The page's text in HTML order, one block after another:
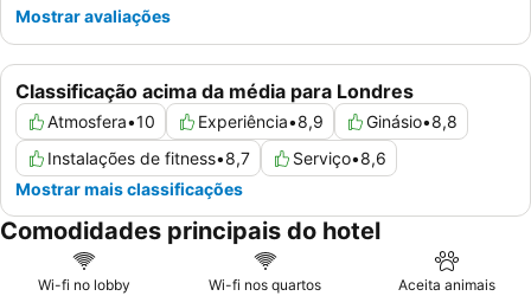
Classificação acima da média para Londres
Atmosfera•10 Experiência•8,9 Ginásio•8,8
Instalações de fitness•8,7 Serviço•8,6
Mostrar mais classificações
Mostrar avaliações
Comodidades principais do hotel
Wi-fi no lobby Wi-fi nos quartos Aceita animais